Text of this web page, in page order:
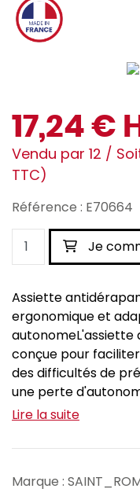
17,24 €
Vendu par 12 /
TTC)
Référence : E70664
Je
Assiette
ergonomique et
autonomeL'assiette
conçue pour
des difficultés de
une perte
Lire la suite
Marque :